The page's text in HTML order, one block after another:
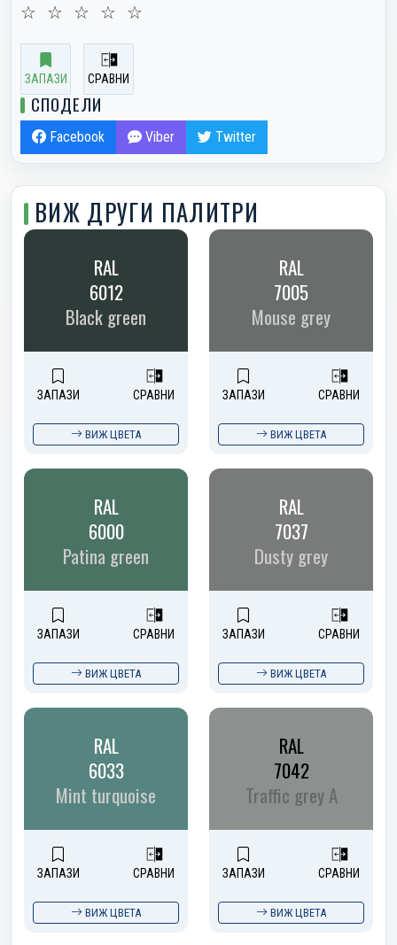
☆ ☆ ☆ ☆ ☆
ЗАПАЗИ СРАВНИ
СПОДЕЛИ
Facebook Viber Twitter
ВИЖ ДРУГИ ПАЛИТРИ
RAL
6012
Black green
ЗАПАЗИ СРАВНИ
ВИЖ ЦВЕТА
RAL
7005
Mouse grey
ЗАПАЗИ СРАВНИ
ВИЖ ЦВЕТА
RAL
6000
Patina green
ЗАПАЗИ СРАВНИ
ВИЖ ЦВЕТА
RAL
7037
Dusty grey
ЗАПАЗИ СРАВНИ
ВИЖ ЦВЕТА
RAL
6033
Mint turquoise
ЗАПАЗИ СРАВНИ
ВИЖ ЦВЕТА
RAL
7042
Traffic grey A
ЗАПАЗИ СРАВНИ
ВИЖ ЦВЕТА